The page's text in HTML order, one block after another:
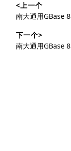
章
导
航
<上一个
上
文
章：
南大通用GBase
下一个>
下
南大通用GBase